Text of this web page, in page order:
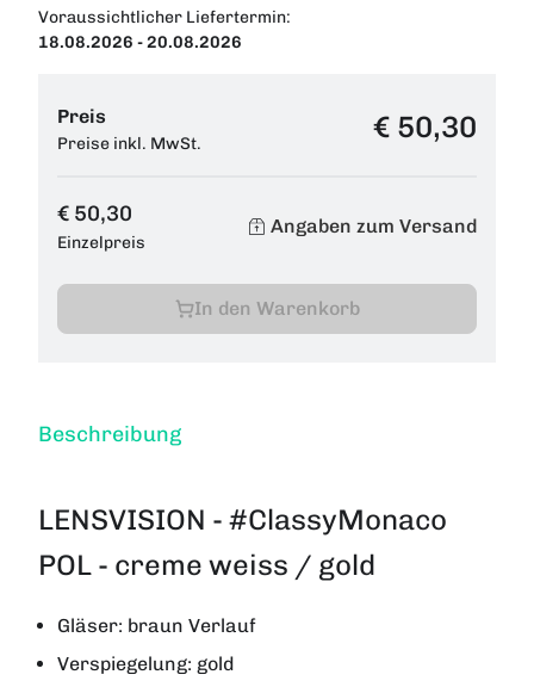
Voraussichtlicher Liefertermin:
18.08.2026 - 20.08.2026
Preis
Preise inkl. MwSt. € 50,30
€ 50,30
Einzelpreis
Angaben zum Versand
In den Warenkorb
Beschreibung
LENSVISION - #ClassyMonaco
POL - creme weiss / gold
Gläser: braun Verlauf
Verspiegelung: gold